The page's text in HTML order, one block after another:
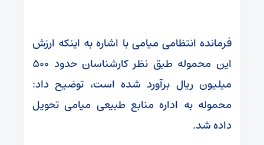
فرمانده انتظامی میامی با اشاره به اینکه ارزش
این محموله طبق نظر کارشناسان حدود ۵۰۰
میلیون ریال برآورد شده است، توضیح داد:
محموله به اداره منابع طبیعی میامی تحویل
داده شد.